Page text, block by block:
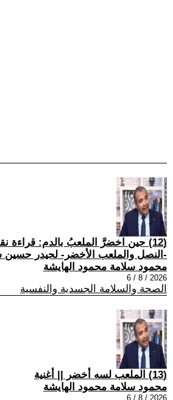
(12) حين اخضرَّ الملعبُ بالدم: قراءة
-النصل والملعب الأخضر- لحيدر
محمود سلامة محمود الهايشة
2026 / 8 / 6
الصحة والسلامة الجسدية والنفسية
(13) الملعب لسه أخضر || أغنية
محمود سلامة محمود الهايشة
2026 / 8 / 6